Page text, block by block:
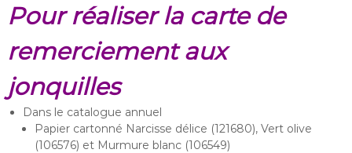
Pour réaliser la carte de
remerciement aux
jonquilles
Dans le catalogue annuel
Papier cartonné Narcisse délice (121680), Vert olive
(106576) et Murmure blanc (106549)